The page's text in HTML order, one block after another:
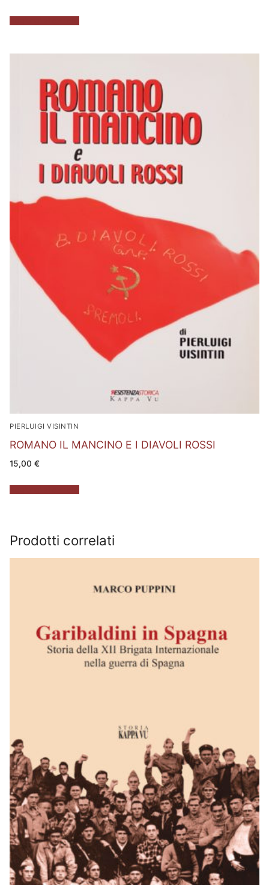
PIERLUIGI VISINTIN
ROMANO IL MANCINO E I DIAVOLI ROSSI
15,00 €
Prodotti correlati